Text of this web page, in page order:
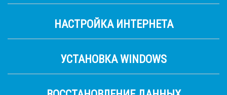
НАСТРОЙКА ИНТЕРНЕТА
УСТАНОВКА WINDOWS